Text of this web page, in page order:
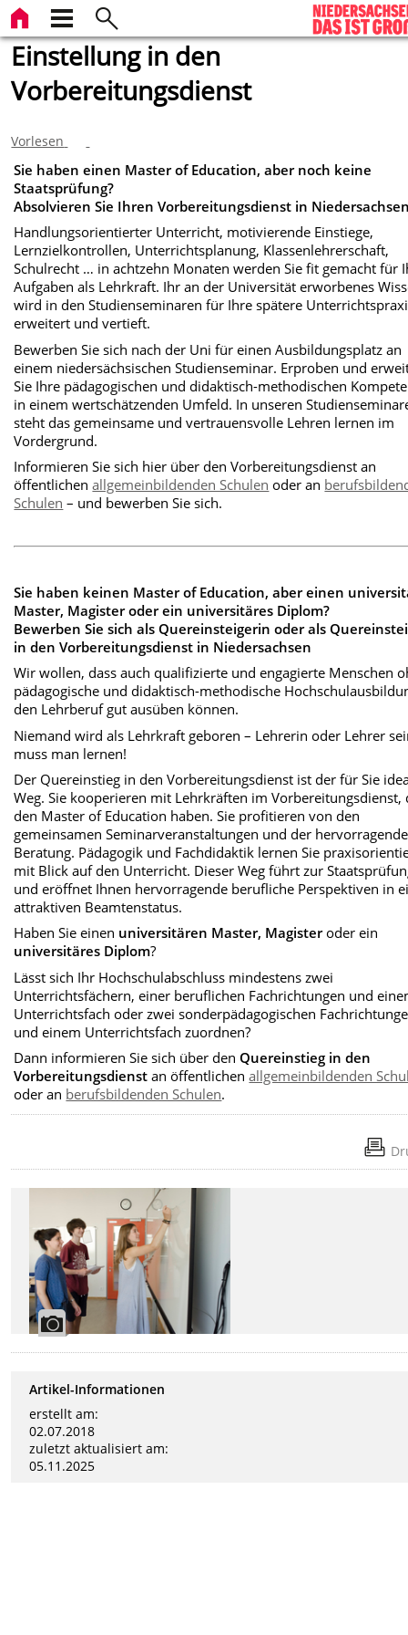
Einstellung in den
Vorbereitungsdienst
Vorlesen
Sie haben einen Master of Education, aber noch keine
Staatsprüfung?
Absolvieren Sie Ihren Vorbereitungsdienst in
Handlungsorientierter Unterricht, motivierende Einstiege,
Lernzielkontrollen, Unterrichtsplanung, Klassenlehrerschaft,
Schulrecht … in achtzehn Monaten werden Sie fit gemacht für
Aufgaben als Lehrkraft. Ihr an der Universität erworbenes
wird in den Studienseminaren für Ihre spätere
erweitert und vertieft.
Bewerben Sie sich nach der Uni für einen Ausbildungsplatz an
einem niedersächsischen Studienseminar. Erproben und
Sie Ihre pädagogischen und didaktisch-methodischen
in einem wertschätzenden Umfeld. In unseren
steht das gemeinsame und vertrauensvolle Lehren lernen im
Vordergrund.
Informieren Sie sich hier über den Vorbereitungsdienst an
öffentlichenallgemeinbildenden Schulen oder an
Schulen – und bewerben Sie sich.
Sie haben keinen Master of Education, aber einen
Master, Magister oder ein universitäres Diplom?
Bewerben Sie sich als Quereinsteigerin oder als
in den Vorbereitungsdienst in Niedersachsen
Wir wollen, dass auch qualifizierte und engagierte Menschen
pädagogische und didaktisch-methodische
den Lehrberuf gut ausüben können.
Niemand wird als Lehrkraft geboren – Lehrerin oder Lehrer
muss man lernen!
Der Quereinstieg in den Vorbereitungsdienst ist der für Sie
Weg. Sie kooperieren mit Lehrkräften im Vorbereitungsdienst,
den Master of Education haben. Sie profitieren von den
gemeinsamen Seminarveranstaltungen und der
Beratung. Pädagogik und Fachdidaktik lernen Sie
mit Blick auf den Unterricht. Dieser Weg führt zur
und eröffnet Ihnen hervorragende berufliche Perspektiven in
attraktiven Beamtenstatus.
Haben Sie einen universitären Master, Magisteroder ein
universitäres Diplom?
Lässt sich Ihr Hochschulabschluss mindestens zwei
Unterrichtsfächern, einer beruflichen Fachrichtungen und
Unterrichtsfach oder zwei sonderpädagogischen
und einem Unterrichtsfach zuordnen?
Dann informieren Sie sich über denQuereinstieg in den
Vorbereitungsdienst an öffentlichenallgemeinbildenden
oder an berufsbildenden Schulen.
Artikel-Informationen
erstellt am:
02.07.2018
zuletzt aktualisiert am:
05.11.2025